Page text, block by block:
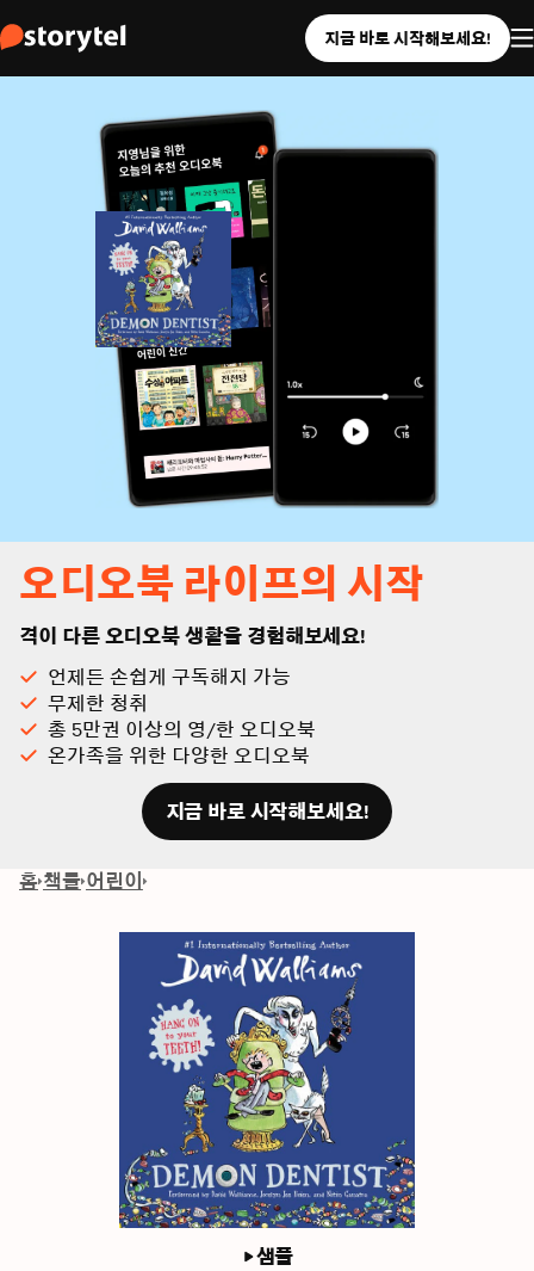
지금 바로 시작해보세요!
오디오북 라이프의 시작
격이 다른 오디오북 생활을 경험해보세요!
언제든 손쉽게 구독해지 가능
무제한 청취
총 5만권 이상의 영/한 오디오북
온가족을 위한 다양한 오디오북
지금 바로 시작해보세요!
홈 책들 어린이
샘플